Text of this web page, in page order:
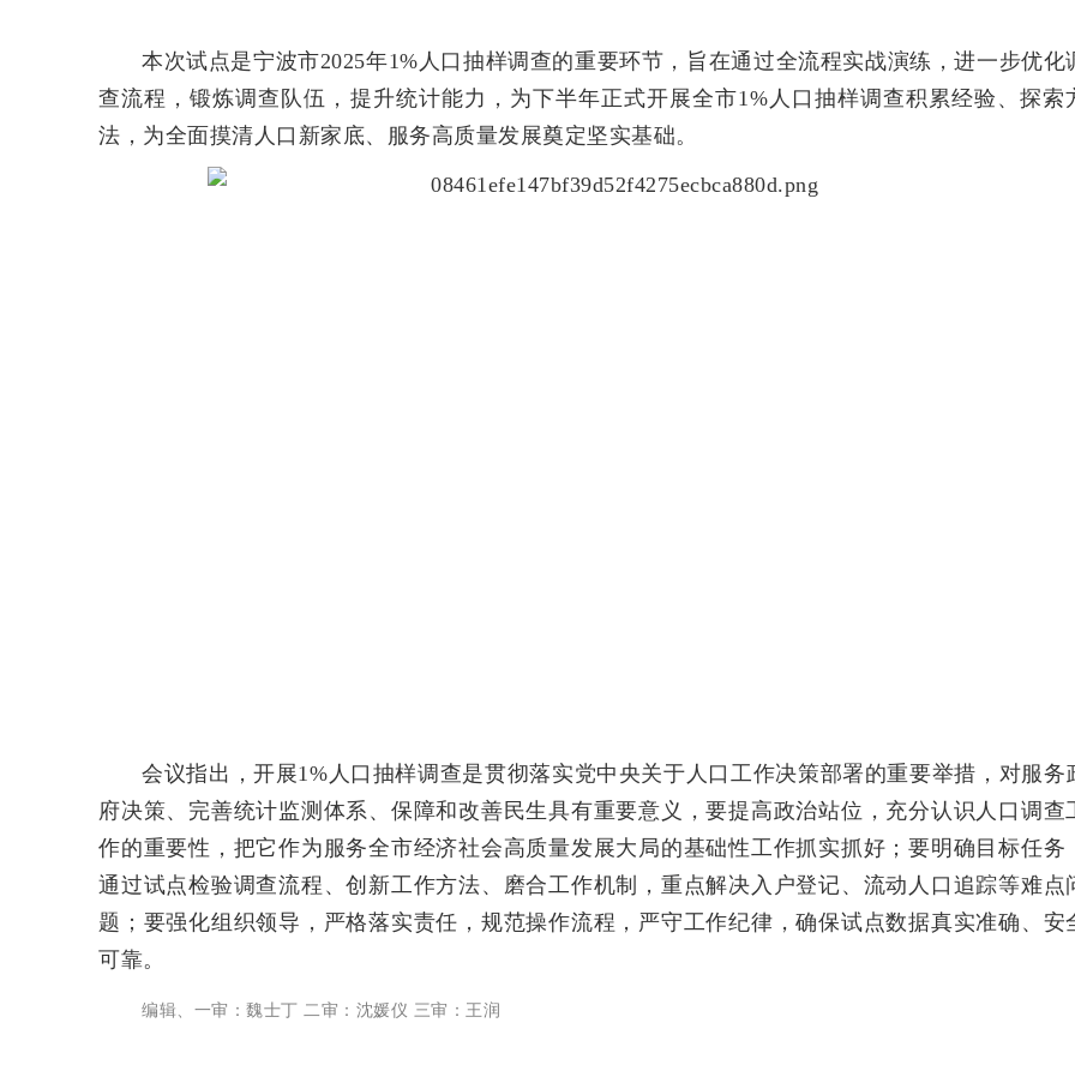
本次试点是宁波市2025年1%人口抽样调查的重要环节，旨在通过全流程实战演练，进一步优化
查流程，锻炼调查队伍，提升统计能力，为下半年正式开展全市1%人口抽样调查积累经验、探索
法，为全面摸清人口新家底、服务高质量发展奠定坚实基础。
会议指出，开展1%人口抽样调查是贯彻落实党中央关于人口工作决策部署的重要举措，对服务
府决策、完善统计监测体系、保障和改善民生具有重要意义，要提高政治站位，充分认识人口调查
作的重要性，把它作为服务全市经济社会高质量发展大局的基础性工作抓实抓好；要明确目标任务
通过试点检验调查流程、创新工作方法、磨合工作机制，重点解决入户登记、流动人口追踪等难点
题；要强化组织领导，严格落实责任，规范操作流程，严守工作纪律，确保试点数据真实准确、安
可靠。
编辑、一审：魏士丁 二审：沈媛仪 三审：王润